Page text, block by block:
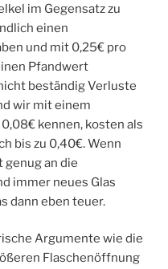
im Gegensatz zu
einen
und mit 0,25€ pro
Pfandwert
beständig Verluste
wir mit einem
kennen, kosten als
bis zu 0,40€. Wenn
genug an die
immer neues Glas
dann eben teuer.
Argumente wie die
Flaschenöffnung